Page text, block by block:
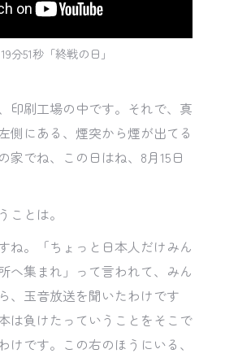
分51秒「終戦の日」
印刷工場の中です。それで、真
側にある、煙突から煙が出てる
家でね、この日はね、8月15日
ことは。
ね。「ちょっと日本人だけみん
へ集まれ」って言われて、みん
、玉音放送を聞いたわけです
は負けたっていうことをそこで
けです。この右のほうにいる、